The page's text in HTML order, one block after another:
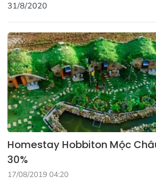
31/8/2020
Homestay Hobbiton Mộc
30%
17/08/2019 04:20